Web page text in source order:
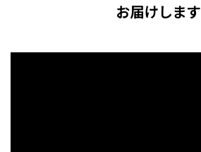
お届けします